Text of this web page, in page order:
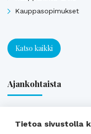
Kauppasopimukset
Katso kaikki
Ajankohtaista
valmistaudut
Tietoa sivustolla